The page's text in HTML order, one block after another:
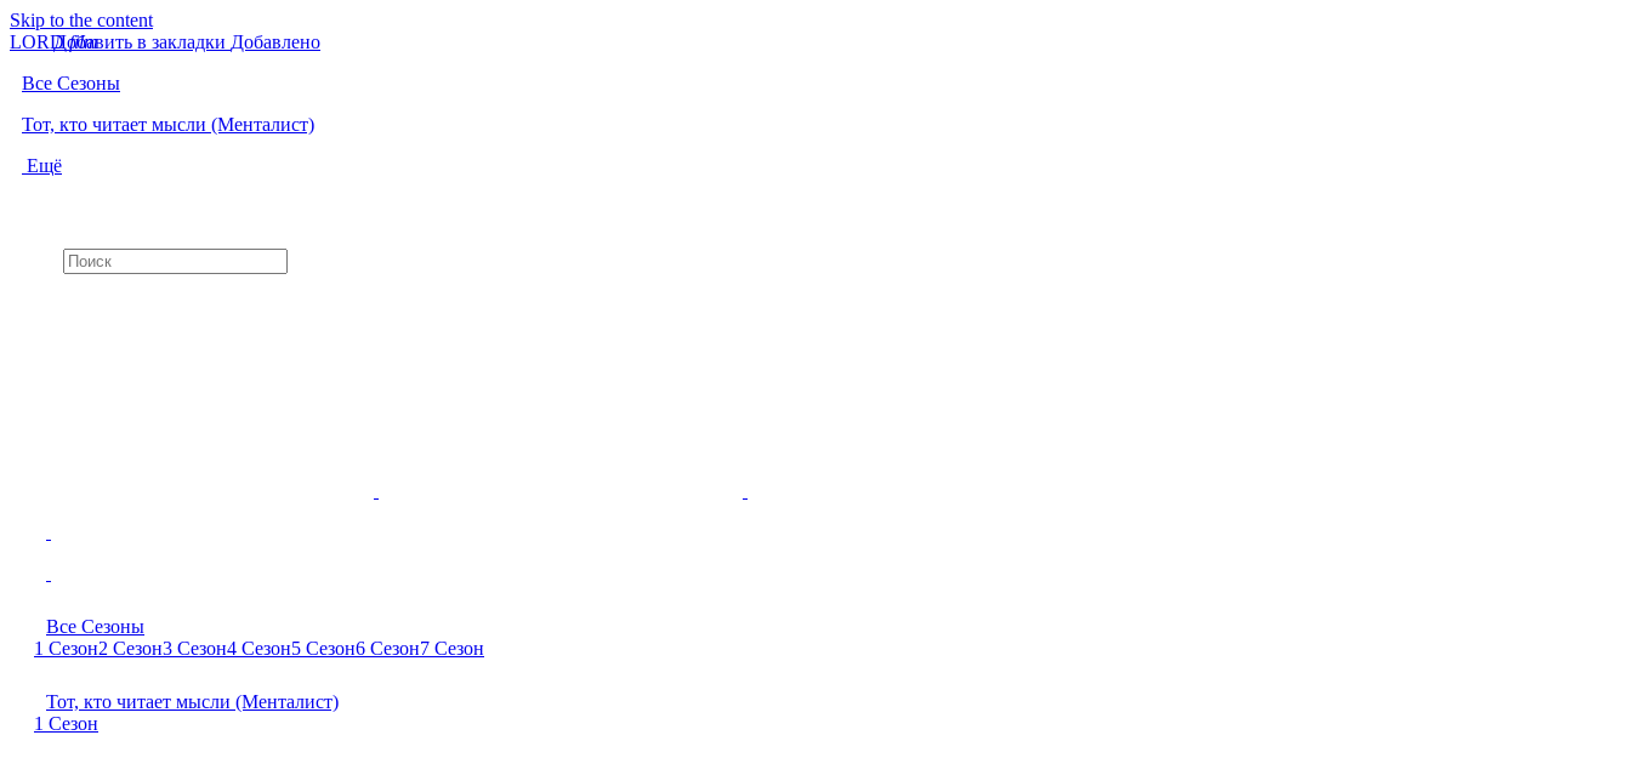
Skip to the content
LORDfilm
Все Сезоны
Тот, кто читает мысли (Менталист)
Ещё
Все Сезоны
1 Сезон2 Сезон3 Сезон4 Сезон5 Сезон6 Сезон7 Сезон
Тот, кто читает мысли (Менталист)
1 Сезон
Добавить в закладки Добавлено